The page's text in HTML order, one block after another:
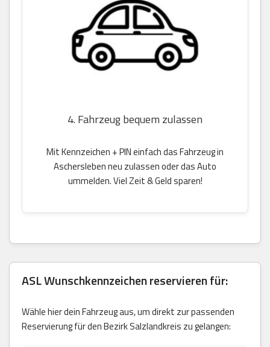
4. Fahrzeug bequem zulassen
Mit Kennzeichen + PIN einfach das Fahrzeug in
Aschersleben neu zulassen oder das Auto
ummelden. Viel Zeit & Geld sparen!
ASL Wunschkennzeichen reservieren für:
Wähle hier dein Fahrzeug aus, um direkt zur passenden
Reservierung für den Bezirk Salzlandkreis zu gelangen: